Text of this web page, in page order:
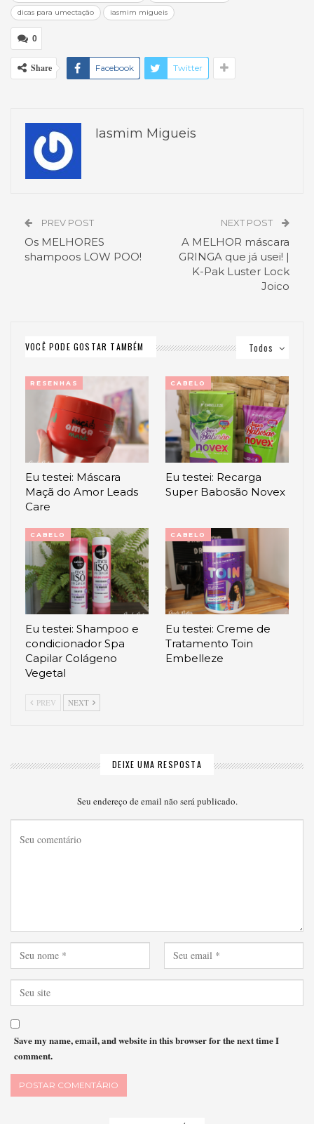
dicas para umectação iasmim migueis
0
Share Facebook Twitter
Iasmim Migueis
PREV POST
Os MELHORES
shampoos LOW POO!
NEXT POST
A MELHOR máscara
GRINGA que já usei! |
K-Pak Luster Lock
Joico
Todos
VOCÊ PODE GOSTAR TAMBÉM
RESENHAS
Eu testei: Máscara
Maçã do Amor Leads
Care
CABELO
Eu testei: Recarga
Super Babosão Novex
CABELO
Eu testei: Shampoo e
condicionador Spa
Capilar Colágeno
Vegetal
CABELO
Eu testei: Creme de
Tratamento Toin
Embelleze
PREV NEXT
DEIXE UMA RESPOSTA
Seu endereço de email não será publicado.
Save my name, email, and website in this browser for the next time I
comment.